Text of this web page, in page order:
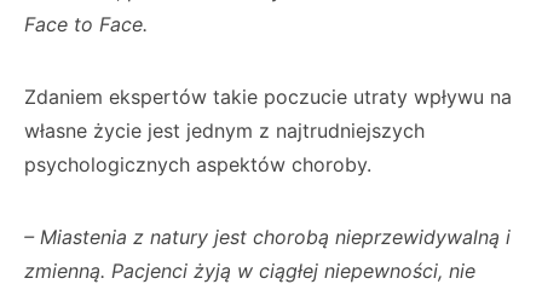
Face to Face.
Zdaniem ekspertów takie poczucie utraty wpływu na
własne życie jest jednym z najtrudniejszych
psychologicznych aspektów choroby.
– Miastenia z natury jest chorobą nieprzewidywalną i
zmienną. Pacjenci żyją w ciągłej niepewności, nie